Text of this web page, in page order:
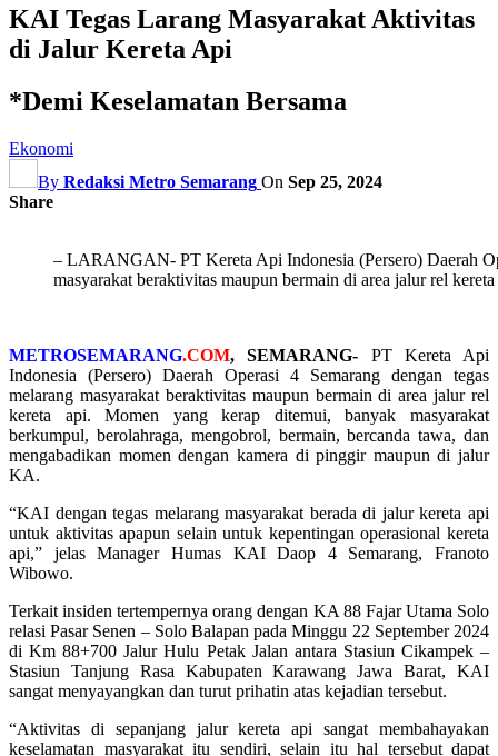
KAI Tegas Larang Masyarakat Aktivitas
di Jalur Kereta Api
*Demi Keselamatan Bersama
Ekonomi
By Redaksi Metro Semarang On Sep 25, 2024
Share
– LARANGAN- PT Kereta Api Indonesia (Persero) Daerah
masyarakat beraktivitas maupun bermain di area jalur rel
METROSEMARANG.COM, SEMARANG- PT Kereta Api
Indonesia (Persero) Daerah Operasi 4 Semarang dengan tegas
melarang masyarakat beraktivitas maupun bermain di area jalur rel
kereta api. Momen yang kerap ditemui, banyak masyarakat
berkumpul, berolahraga, mengobrol, bermain, bercanda tawa, dan
mengabadikan momen dengan kamera di pinggir maupun di jalur
KA.
“KAI dengan tegas melarang masyarakat berada di jalur kereta api
untuk aktivitas apapun selain untuk kepentingan operasional kereta
api,” jelas Manager Humas KAI Daop 4 Semarang, Franoto
Wibowo.
Terkait insiden tertempernya orang dengan KA 88 Fajar Utama Solo
relasi Pasar Senen – Solo Balapan pada Minggu 22 September 2024
di Km 88+700 Jalur Hulu Petak Jalan antara Stasiun Cikampek –
Stasiun Tanjung Rasa Kabupaten Karawang Jawa Barat, KAI
sangat menyayangkan dan turut prihatin atas kejadian tersebut.
“Aktivitas di sepanjang jalur kereta api sangat membahayakan
keselamatan masyarakat itu sendiri, selain itu hal tersebut dapat